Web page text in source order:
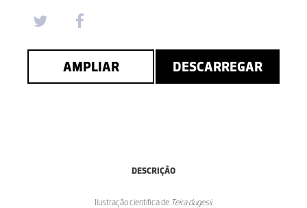
AMPLIAR DESCARREGAR
DESCRIÇÃO
Ilustração cientifica de Teira dugesii.